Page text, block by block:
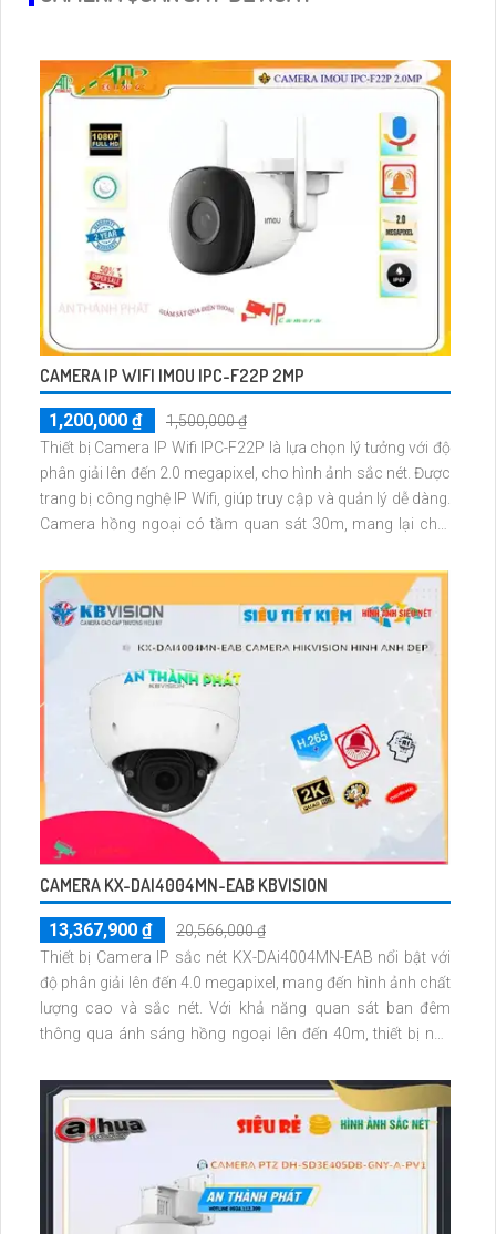
CAMERA IP WIFI IMOU IPC-F22P 2MP
1,200,000 ₫
1,500,000 ₫
Thiết bị Camera IP Wifi IPC-F22P là lựa chọn lý tưởng với độ
phân giải lên đến 2.0 megapixel, cho hình ảnh sắc nét. Được
trang bị công nghệ IP Wifi, giúp truy cập và quản lý dễ dàng.
Camera hồng ngoại có tầm quan sát 30m, mang lại chất
CAMERA KX-DAI4004MN-EAB KBVISION
13,367,900 ₫
20,566,000 ₫
Thiết bị Camera IP sắc nét KX-DAi4004MN-EAB nổi bật với
độ phân giải lên đến 4.0 megapixel, mang đến hình ảnh chất
lượng cao và sắc nét. Với khả năng quan sát ban đêm
thông qua ánh sáng hồng ngoại lên đến 40m, thiết bị này